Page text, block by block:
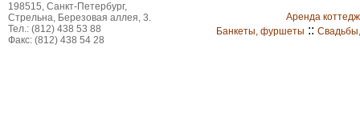
198515, Санкт-Петербург,
Стрельна, Березовая аллея, 3.
Тел.: (812) 438 53 88
Факс: (812) 438 54 28
Аренда
Банкеты, фуршеты ::